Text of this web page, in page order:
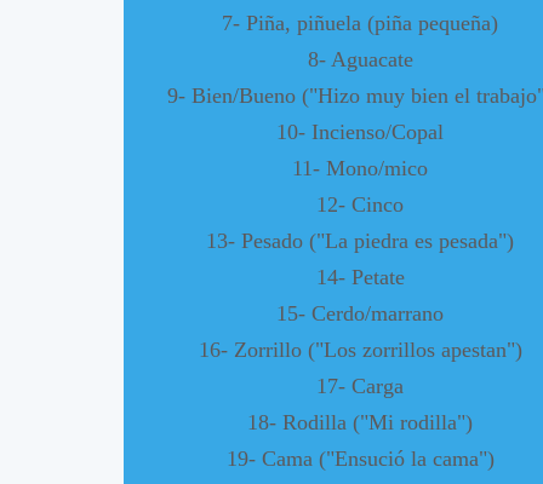
7- Piña, piñuela (piña pequeña)
8- Aguacate
9- Bien/Bueno ("Hizo muy bien el
10- Incienso/Copal
11- Mono/mico
12- Cinco
13- Pesado ("La piedra es pesada")
14- Petate
15- Cerdo/marrano
16- Zorrillo ("Los zorrillos apestan")
17- Carga
18- Rodilla ("Mi rodilla")
19- Cama ("Ensució la cama")